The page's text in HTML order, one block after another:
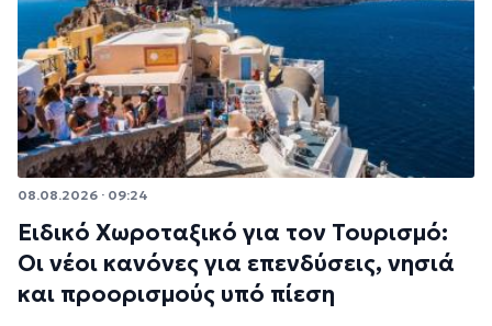
08.08.2026 · 09:24
Ειδικό Χωροταξικό για τον Τουρισμό:
Οι νέοι κανόνες για επενδύσεις, νησιά
και προορισμούς υπό πίεση